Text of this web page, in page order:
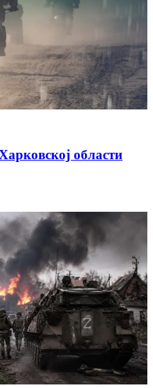
области